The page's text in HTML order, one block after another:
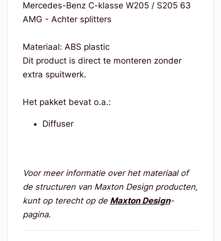
Mercedes-Benz C-klasse W205 / S205 63
AMG - Achter splitters
Materiaal: ABS plastic
Dit product is direct te monteren zonder
extra spuitwerk.
Het pakket bevat o.a.:
Diffuser
Voor meer informatie over het materiaal of
de structuren van Maxton Design producten,
kunt op terecht op de Maxton Design-
pagina.